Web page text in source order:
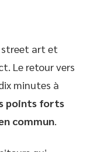
street art et
Le retour vers
minutes à
points forts
commun.